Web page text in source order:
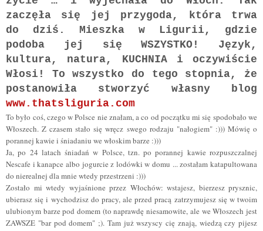
zaczęła się jej przygoda, która trwa
do dziś. Mieszka w Ligurii, gdzie
podoba jej się WSZYSTKO! Język,
kultura, natura, KUCHNIA i oczywiście
Włosi! To wszystko do tego stopnia, że
postanowiła stworzyć własny blog
www.thatsliguria.com
To było coś, czego w Polsce nie znałam, a co od początku mi się spodobało we
Włoszech. Z czasem stało się wręcz swego rodzaju "nałogiem" :))) Mówię o
porannej kawie i śniadaniu we włoskim barze :)))
Ja, po 24 latach śniadań w Polsce, tzn. po porannej kawie rozpuszczalnej
Nescafe i kanapce albo jogurcie z lodówki w domu ... zostałam katapultowana
do nierealnej dla mnie wtedy przestrzeni :)))
Zostało mi wtedy wyjaśnione przez Włochów: wstajesz, bierzesz prysznic,
ubierasz się i wychodzisz do pracy, ale przed pracą zatrzymujesz się w twoim
ulubionym barze pod domem (to naprawdę niesamowite, ale we Włoszech jest
ZAWSZE "bar pod domem" ;). Tam już wszyscy cię znają, wiedzą czy pijesz